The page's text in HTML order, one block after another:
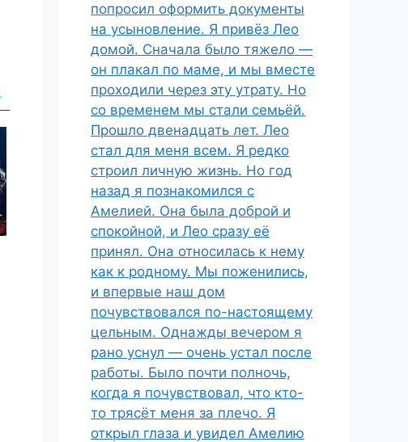
попросил оформить документы
на усыновление. Я привёз Лео
домой. Сначала было тяжело —
он плакал по маме, и мы вместе
проходили через эту утрату. Но
со временем мы стали семьёй.
Прошло двенадцать лет. Лео
стал для меня всем. Я редко
строил личную жизнь. Но год
назад я познакомился с
Амелией. Она была доброй и
спокойной, и Лео сразу её
принял. Она относилась к нему
как к родному. Мы поженились,
и впервые наш дом
почувствовался по-настоящему
цельным. Однажды вечером я
рано уснул — очень устал после
работы. Было почти полночь,
когда я почувствовал, что кто-
то трясёт меня за плечо. Я
открыл глаза и увидел Амелию